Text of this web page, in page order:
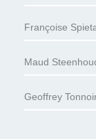
Françoise
Maud
Geoffrey